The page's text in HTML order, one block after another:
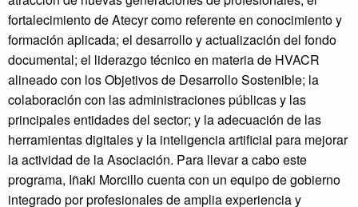
fortalecimiento de Atecyr como referente en conocimiento y
formación aplicada; el desarrollo y actualización del fondo
documental; el liderazgo técnico en materia de HVACR
alineado con los Objetivos de Desarrollo Sostenible; la
colaboración con las administraciones públicas y las
principales entidades del sector; y la adecuación de las
herramientas digitales y la inteligencia artificial para mejorar
la actividad de la Asociación. Para llevar a cabo este
programa, Iñaki Morcillo cuenta con un equipo de gobierno
integrado por profesionales de amplia experiencia y